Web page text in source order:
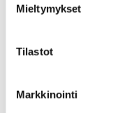
Mieltymykset
Tilastot
Markkinointi